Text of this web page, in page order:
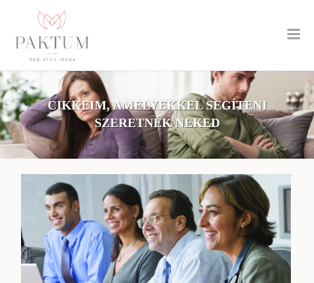
CIKKEIM, AMELYEKKEL SEGÍTENI
SZERETNÉK NEKED